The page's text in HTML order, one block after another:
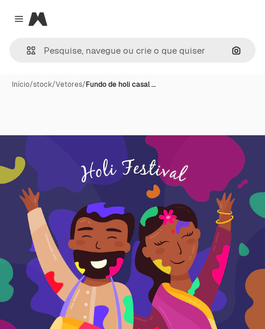
Close menu
Magnific
Início/stock/Vetores/Fundo de holi casal …